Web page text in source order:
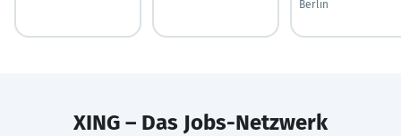
Berlin
XING – Das Jobs-Netzwerk